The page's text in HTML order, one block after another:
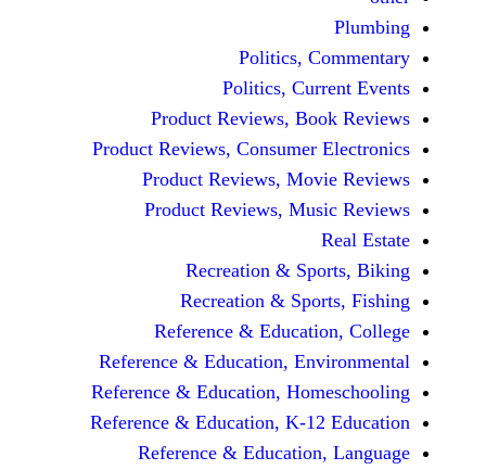
Politics,
Politics,
Product Reviews,
Product Reviews, Consumer
Product Reviews,
Product Reviews,
Recreation &
Recreation &
Reference &
Reference & Education,
Reference & Education,
Reference & Education, K-
Reference &